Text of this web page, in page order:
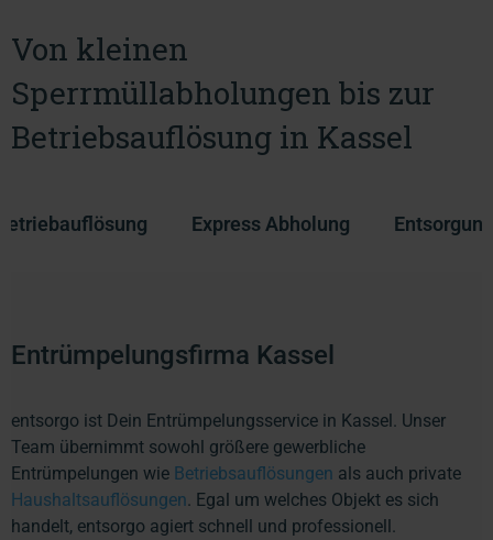
Von kleinen
Sperrmüllabholungen bis zur
Betriebsauflösung in Kassel
Express Abholung
Entrümpelungsfirma Kassel
entsorgo ist Dein Entrümpelungsservice in Kassel. Unser
Team übernimmt sowohl größere gewerbliche
Entrümpelungen wie Betriebsauflösungen als auch private
Haushaltsauflösungen. Egal um welches Objekt es sich
handelt, entsorgo agiert schnell und professionell.